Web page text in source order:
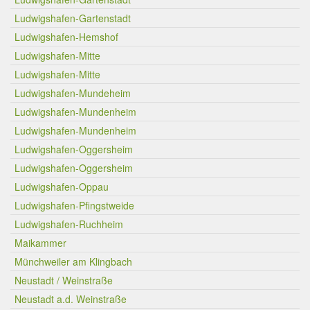
Ludwigshafen-Gartenstadt
Ludwigshafen-Hemshof
Ludwigshafen-Mitte
Ludwigshafen-Mitte
Ludwigshafen-Mundeheim
Ludwigshafen-Mundenheim
Ludwigshafen-Mundenheim
Ludwigshafen-Oggersheim
Ludwigshafen-Oggersheim
Ludwigshafen-Oppau
Ludwigshafen-Pfingstweide
Ludwigshafen-Ruchheim
Maikammer
Münchweiler am Klingbach
Neustadt / Weinstraße
Neustadt a.d. Weinstraße